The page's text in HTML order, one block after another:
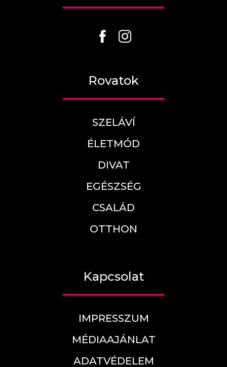
Rovatok
SZELÁVÍ
ÉLETMÓD
DIVAT
EGÉSZSÉG
CSALÁD
OTTHON
Kapcsolat
IMPRESSZUM
MÉDIAAJÁNLAT
ADATVÉDELEM